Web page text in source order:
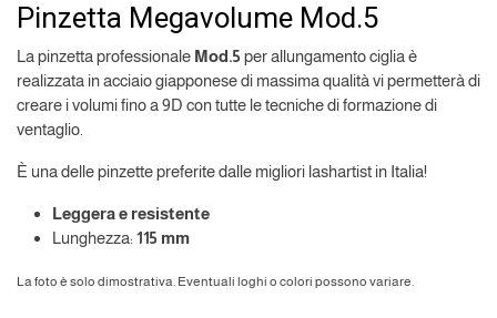
Pinzetta Megavolume Mod.5
La pinzetta professionale Mod.5per allungamento ciglia è
realizzata in acciaio giapponese di massima qualità vi permetterà di
creare i volumi fino a 9D con tutte le tecniche di formazione di
ventaglio.
È una delle pinzette preferite dalle migliori lashartist in Italia!
Leggera e resistente
Lunghezza: 115 mm
La foto è solo dimostrativa. Eventuali loghi o colori possono variare.